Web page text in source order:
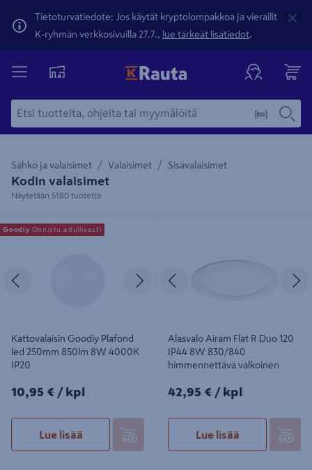
Tietoturvatiedote: Jos käytät kryptolompakkoa ja vierailit
K-ryhmän verkkosivuilla 27.7., lue tärkeät lisätiedot.
Sähkö ja valaisimet Valaisimet Sisävalaisimet
Kodin valaisimet
Näytetään 5180 tuotetta
Kattovalaisin Goodiy Plafond led
250mm 850lm 8W 4000K IP20
Seuraava
Kattovalaisin Goodiy Plafond
led 250mm 850lm 8W 4000K
IP20
10,95€/kpl
10,95 € / kpl
Lue lisää
Goodiy Onnistu edullisesti
Edellinen
Alasvalo Airam Flat R Duo 120
IP44 8W 830/840
himmennettävä valkoinen
42,95€/kpl
42,95 € / kpl
Lue lisää